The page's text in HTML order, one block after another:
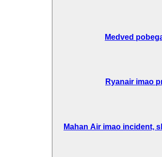
Medved
Ryanair imao
Mahan Air imao incident,